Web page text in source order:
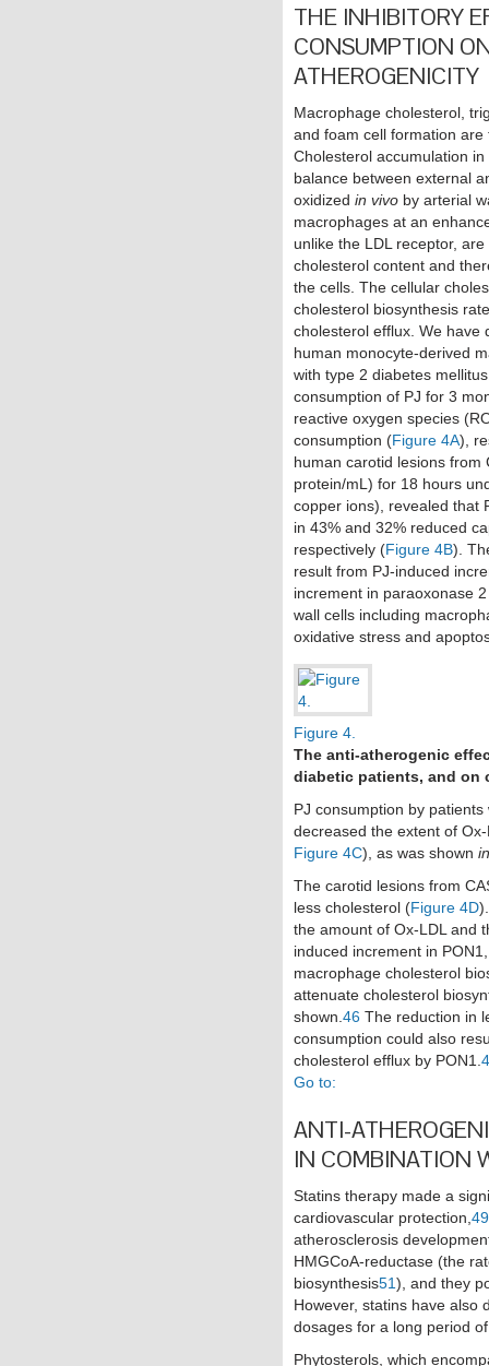
THE INHIBITORY
CONSUMPTION
ATHEROGENICITY
Macrophage cholesterol,
and foam cell formation
Cholesterol accumulation
balance between external
oxidized in vivo by arterial
macrophages at an
unlike the LDL receptor,
cholesterol content and
the cells. The cellular
cholesterol biosynthesis
cholesterol efflux. We have
human monocyte-derived
with type 2 diabetes
consumption of PJ for 3
reactive oxygen species
consumption (Figure 4A),
human carotid lesions from
protein/mL) for 18 hours
copper ions), revealed that
in 43% and 32% reduced
respectively (Figure 4B).
result from PJ-induced
increment in paraoxonase
wall cells including
oxidative stress and
Figure 4.
The anti-atherogenic
diabetic patients, and on
PJ consumption by
decreased the extent of
Figure 4C), as was shown
The carotid lesions from
less cholesterol (Figure 4D
the amount of Ox-LDL and
induced increment in
macrophage cholesterol
attenuate cholesterol
shown. 46 The reduction in
consumption could also
cholesterol efflux by PON1.
Go to:
ANTI-
IN COMBINATION
Statins therapy made a
cardiovascular protection, 49
atherosclerosis
HMGCoA-reductase (the
biosynthesis51), and they
However, statins have also
dosages for a long period
Phytosterols, which